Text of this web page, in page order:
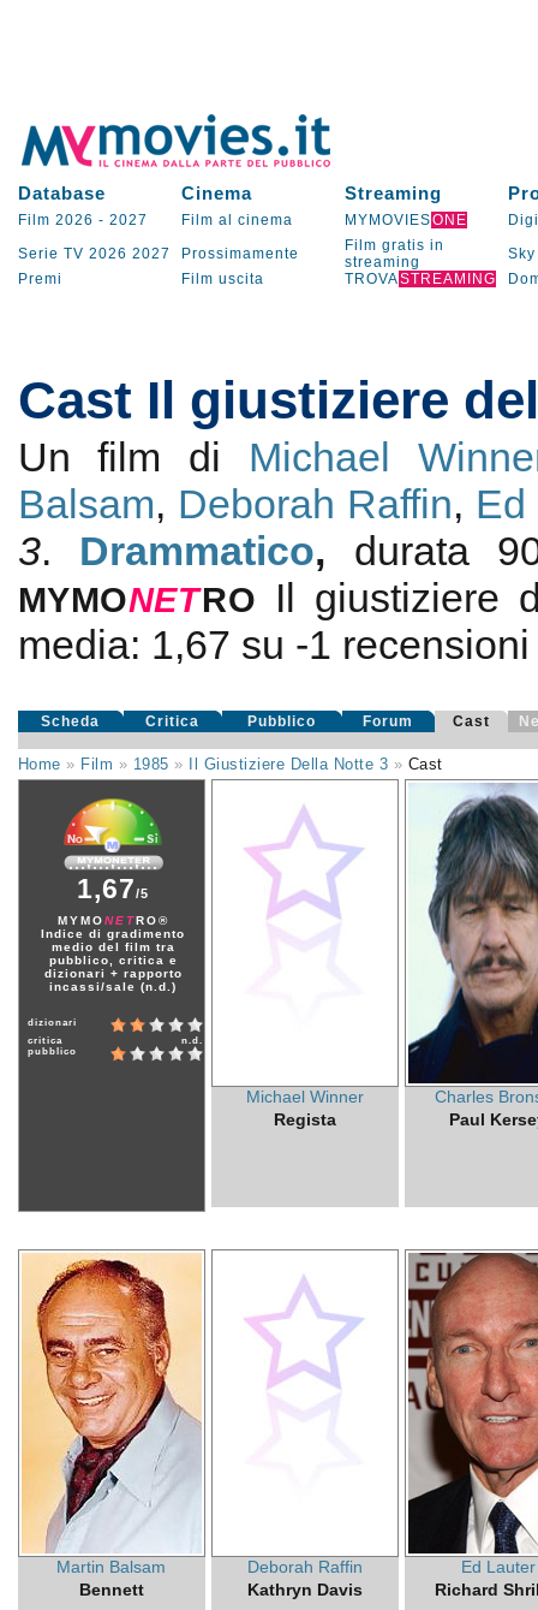
Database Cinema Streaming
Film 2026 - 2027 Film al cinema MYMOVIESONE
Serie TV 2026 2027 Prossimamente
Film gratis in
streaming
Sky
Premi
Film uscita TROVASTREAMING
Cast Il giustiziere
Un film di Michael
Balsam, Deborah Raffin, Ed
3. Drammatico, durata
MYMONETRO
Il giustiziere
media: 1,67 su -1
Scheda Critica Pubblico Forum Cast
Home » Film » 1985 » Il Giustiziere Della Notte 3 » Cast
1,67/5
MYMONETRO®
Indice di gradimento
medio del film tra
pubblico, critica e
dizionari + rapporto
incassi/sale (n.d.)
dizionari
critica
n.d.
pubblico
Michael Winner
Regista
Charles
Paul
Martin Balsam
Bennett
Deborah Raffin
Kathryn Davis
Ed Lauter
Richard